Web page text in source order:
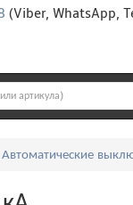
(Viber, WhatsApp,
Автоматические